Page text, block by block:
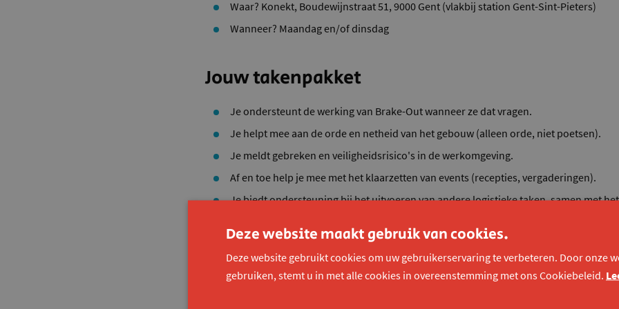
Waar? Konekt, Boudewijnstraat 51, 9000 Gent (vlakbij station Gent-Sint-Pieters)
Wanneer? Maandag en/of dinsdag
Jouw takenpakket
Je ondersteunt de werking van Brake-Out wanneer ze dat vragen.
Je helpt mee aan de orde en netheid van het gebouw (alleen orde, niet poetsen).
Je meldt gebreken en veiligheidsrisico's in de werkomgeving.
Af en toe help je mee met het klaarzetten van events (recepties, vergaderingen).
Je biedt ondersteuning bij het uitvoeren van andere logistieke taken, samen met
Jouw talenten
Je bent flexibel.
Deze website maakt gebruik van cookies.
Deze website gebruikt cookies om uw gebruikerservaring te verbeteren. Door onze
gebruiken, stemt u in met alle cookies in overeenstemming met ons Cookiebeleid.